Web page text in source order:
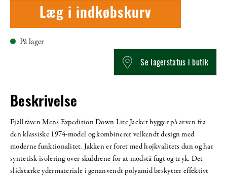
Læg i indkøbskurv
På lager
Se lagerstatus i butik
Beskrivelse
Fjällräven Mens Expedition Down Lite Jacket bygger på arven fra
den klassiske 1974-model og kombinerer velkendt design med
moderne funktionalitet. Jakken er foret med højkvalitets dun og har
syntetisk isolering over skuldrene for at modstå fugt og tryk. Det
slidstærke ydermateriale i genanvendt polyamid beskytter effektivt